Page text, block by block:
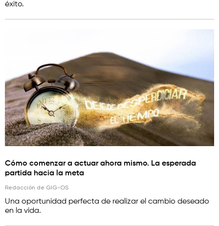
éxito.
Cómo comenzar a actuar ahora mismo. La esperada
partida hacia la meta
Redacción de GIG-OS
Una oportunidad perfecta de realizar el cambio deseado
en la vida.